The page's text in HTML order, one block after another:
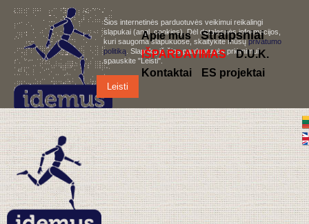
Šios internetinės parduotuvės veikimui reikalingi
slapukai (angl. cookies). Dėl detalesnės informacijos,
kuri saugoma slapukuose, skaitykite mūsųprivatumo
politiką . Slapukų iš šios parduotuvės priėmimui,
spauskite "Leisti".
Leisti
Apie mus Straipsniai
IŠPARDAVIMAS
D.U.K.
Kontaktai
ES projektai